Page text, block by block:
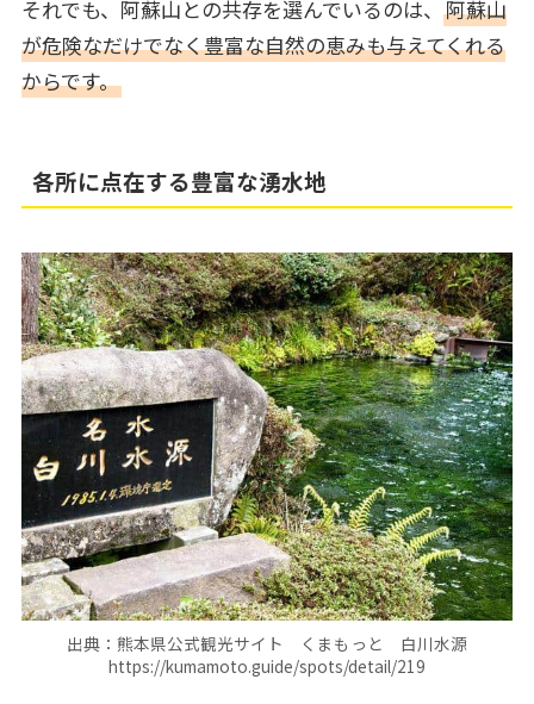
それでも、阿蘇山との共存を選んでいるのは、 阿蘇山
が危険なだけでなく豊富な自然の恵みも与えてくれる
からです。
各所に点在する豊富な湧水地
出典：熊本県公式観光サイト くまもっと 白川水源
https://kumamoto.guide/spots/detail/219